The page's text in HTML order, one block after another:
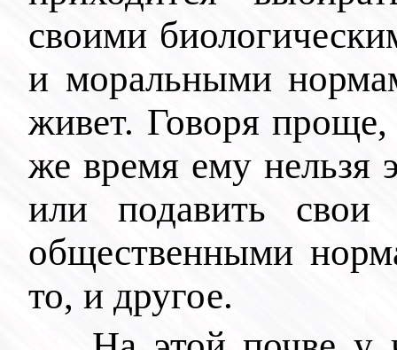
своими
и моральными
живет. Говоря проще,
же время ему нельзя
или подавить свои
общественными
то, и другое.